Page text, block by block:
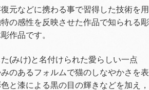
元などに携わる事で習得した技術を用
の感性を反映させた作品で知られる彫
作品です。
(みけ)と名付けられた愛らしい一点
のあるフォルムで猫のしなやかさを表
と漆による黒の目の輝きなどを加え，